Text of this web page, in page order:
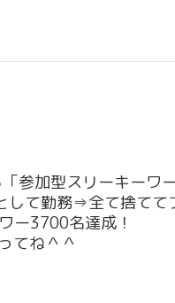
参加型スリーキーワ
て勤務⇒全て捨て
ー3700名達成！
てね＾＾